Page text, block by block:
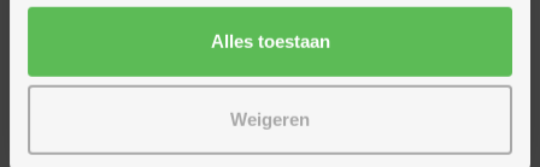
Alles toestaan
Weigeren
Mijn Zorgbedrijf
Onze innovaties
Mijn Boek